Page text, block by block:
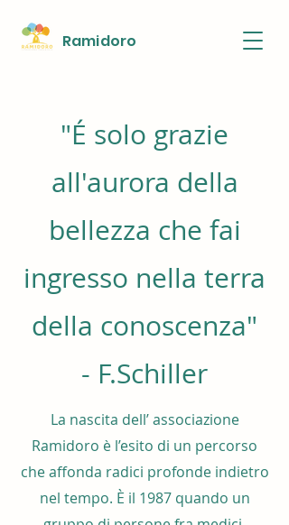
Ramidoro
"É solo grazie
all'aurora della
bellezza che fai
ingresso nella terra
della conoscenza"
- F.Schiller
La nascita dell’ associazione
Ramidoro è l’esito di un percorso
che affonda radici profonde indietro
nel tempo. È il 1987 quando un